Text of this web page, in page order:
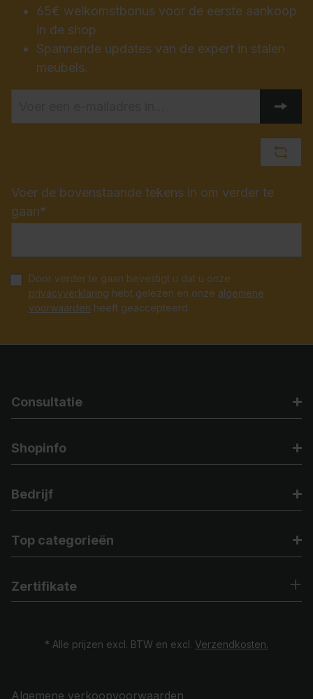
65€ welkomstbonus voor de eerste aankoop
in de shop
Spannende updates van de expert in stalen
meubels.
Voer de bovenstaande tekens in om verder te
gaan*
Door verder te gaan bevestigt u dat u onze
privacyverklaring hebt gelezen en onze algemene
voorwaarden heeft geaccepteerd.
Consultatie
Shopinfo
Bedrijf
Top categorieën
Zertifikate
* Alle prijzen excl. BTW en excl. Verzendkosten.
Algemene verkoopvoorwaarden